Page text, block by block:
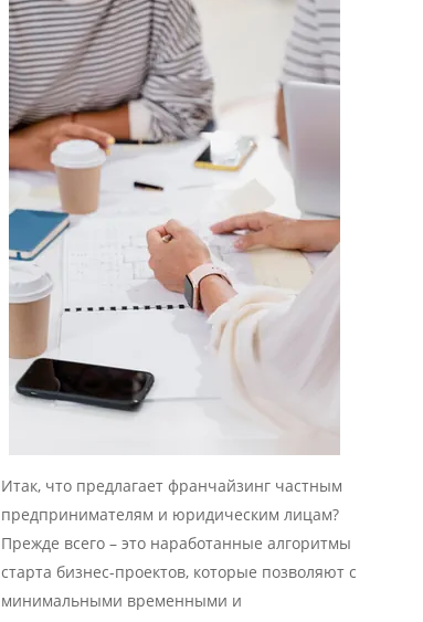
Итак, что предлагает франчайзинг частным
предпринимателям и юридическим лицам?
Прежде всего – это наработанные алгоритмы
старта бизнес-проектов, которые позволяют с
минимальными временными и